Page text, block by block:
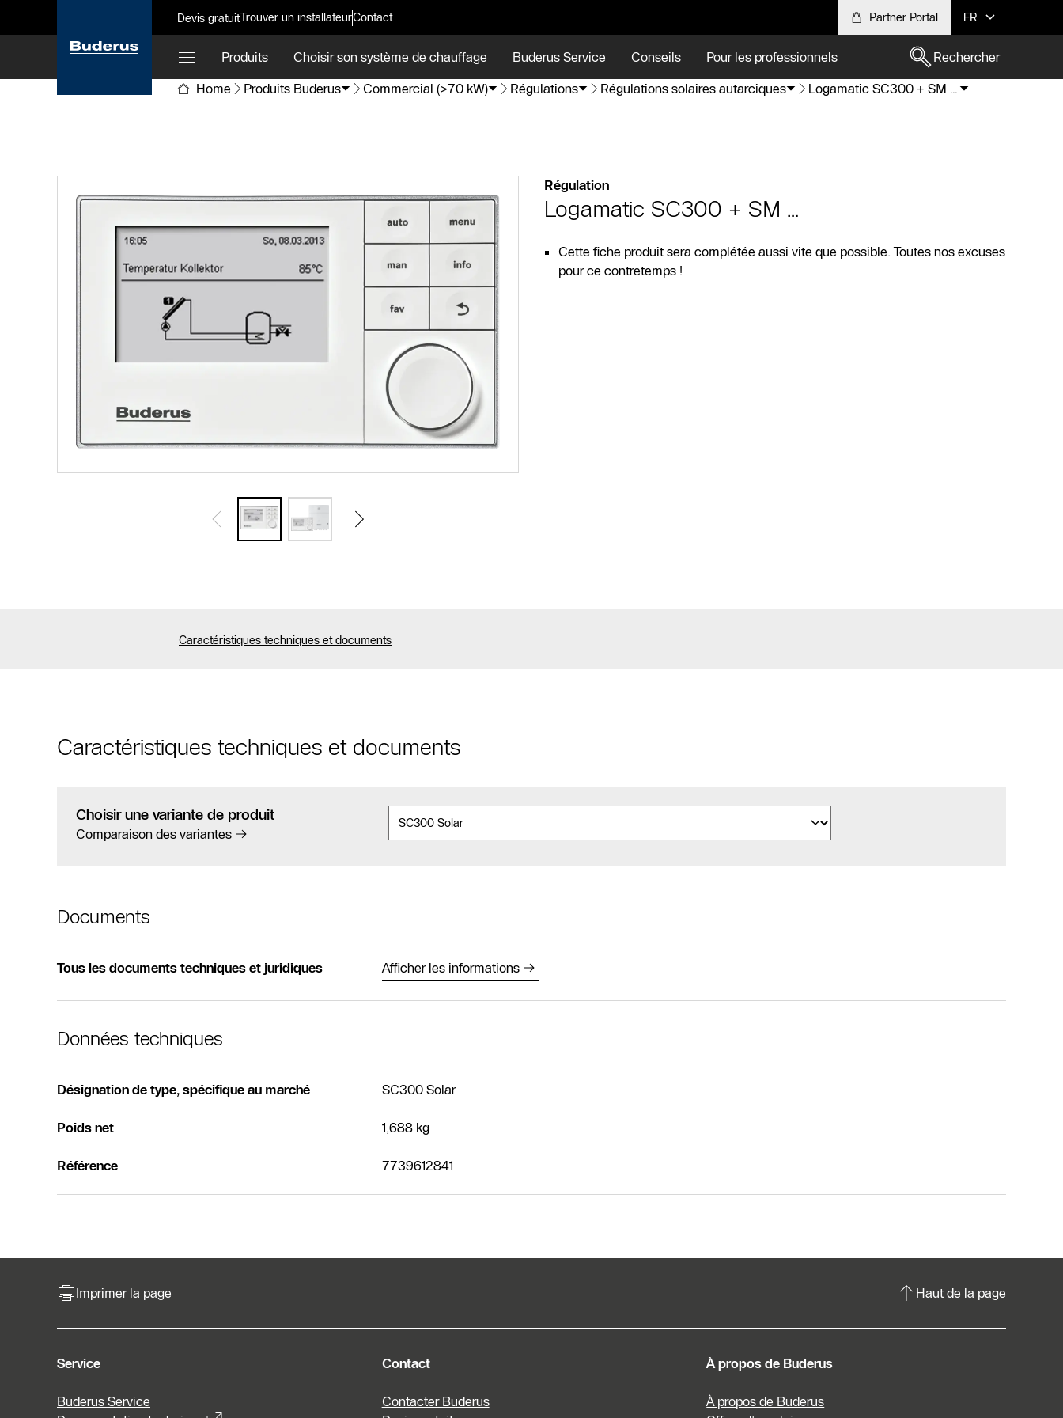
Devis gratuitTrouver un installateurContact Partner Portal FR
Produits Choisir son système de chauffage Buderus Service Conseils Pour les professionnels
Rechercher
Home
Produits Buderus Commercial (>70 kW) Régulations Régulations solaires autarciques Logamatic SC300 + SM…
Régulation
Logamatic SC300 + SM…
Cette fiche produit sera complétée aussi vite que possible. Toutes nos excuses
pour ce contretemps !
Caractéristiques techniques et documents
Caractéristiques techniques et documents
Choisir une variante de produit
Comparaison des variantes
Documents
Tous les documents techniques et juridiques Afficher les informations
Données techniques
Désignation de type, spécifique au marché SC300 Solar
Poids net 1,688 kg
Référence 7739612841
Trouver un
installateur
Imprimer la page Haut de la page
Service
Buderus Service
Contact
Contacter Buderus
À propos de Buderus
À propos de Buderus